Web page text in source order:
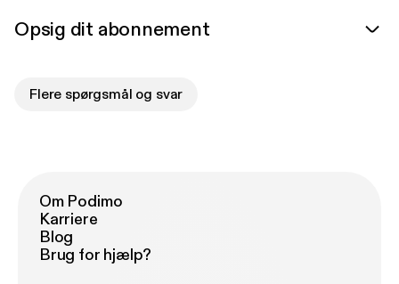
Opsig dit abonnement
Flere spørgsmål og svar
Om Podimo
Karriere
Blog
Brug for hjælp?